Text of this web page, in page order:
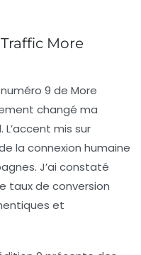
More
numéro 9 de More
changé ma
. L’accent mis sur
la connexion humaine
J’ai constaté
taux de conversion
et